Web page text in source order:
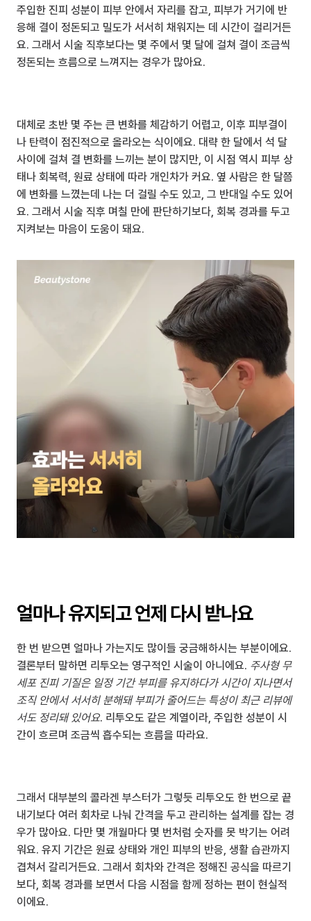
주입한 진피 성분이 피부 안에서 자리를 잡고, 피부가 거기에 반
응해 결이 정돈되고 밀도가 서서히 채워지는 데 시간이 걸리거든
요. 그래서 시술 직후보다는 몇 주에서 몇 달에 걸쳐 결이 조금씩
정돈되는 흐름으로 느껴지는 경우가 많아요.
대체로 초반 몇 주는 큰 변화를 체감하기 어렵고, 이후 피부결이
나 탄력이 점진적으로 올라오는 식이에요. 대략 한 달에서 석 달
사이에 걸쳐 결 변화를 느끼는 분이 많지만, 이 시점 역시 피부 상
태나 회복력, 원료 상태에 따라 개인차가 커요. 옆 사람은 한 달쯤
에 변화를 느꼈는데 나는 더 걸릴 수도 있고, 그 반대일 수도 있어
요. 그래서 시술 직후 며칠 만에 판단하기보다, 회복 경과를 두고
지켜보는 마음이 도움이 돼요.
얼마나 유지되고 언제 다시 받나요
한 번 받으면 얼마나 가는지도 많이들 궁금해하시는 부분이에요.
결론부터 말하면 리투오는 영구적인 시술이 아니에요. 주사형 무
세포 진피 기질은 일정 기간 부피를 유지하다가 시간이 지나면서
조직 안에서 서서히 분해돼 부피가 줄어드는 특성이 최근 리뷰에
서도 정리돼 있어요. 리투오도 같은 계열이라, 주입한 성분이 시
간이 흐르며 조금씩 흡수되는 흐름을 따라요.
그래서 대부분의 콜라겐 부스터가 그렇듯 리투오도 한 번으로 끝
내기보다 여러 회차로 나눠 간격을 두고 관리하는 설계를 잡는 경
우가 많아요. 다만 몇 개월마다 몇 번처럼 숫자를 못 박기는 어려
워요. 유지 기간은 원료 상태와 개인 피부의 반응, 생활 습관까지
겹쳐서 갈리거든요. 그래서 회차와 간격은 정해진 공식을 따르기
보다, 회복 경과를 보면서 다음 시점을 함께 정하는 편이 현실적
이에요.